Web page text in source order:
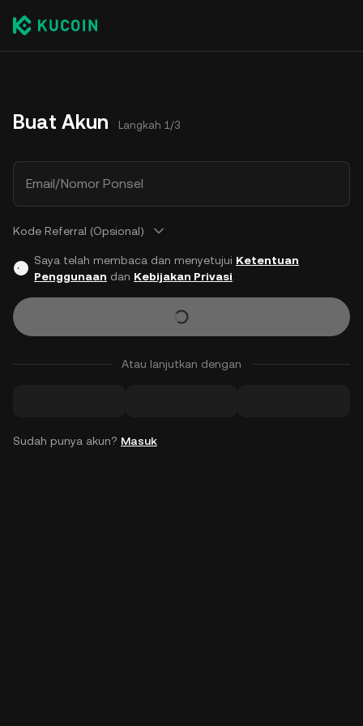
Buat Akun Langkah 1/3
Email/Nomor Ponsel
Kode Referral (Opsional)
Saya telah membaca dan menyetujui Ketentuan
Penggunaan dan Kebijakan Privasi
Atau lanjutkan dengan
Sudah punya akun? Masuk